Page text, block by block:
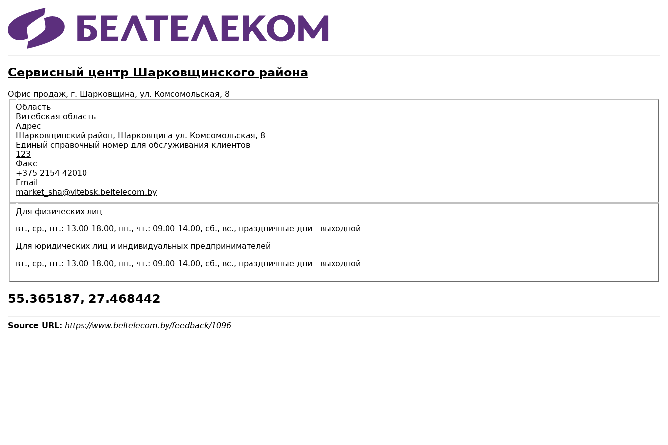
Сервисный центр Шарковщинского района
Офис продаж, г. Шарковщина, ул. Комсомольская, 8
Область
Витебская область
Адрес
Шарковщинский район, Шарковщина ул. Комсомольская, 8
Единый справочный номер для обслуживания клиентов
123
Факс
+375 2154 42010
Email
market_sha@vitebsk.beltelecom.by
Для физических лиц
вт., ср., пт.: 13.00-18.00, пн., чт.: 09.00-14.00, сб., вс., праздничные дни - выходной
Для юридических лиц и индивидуальных предпринимателей
вт., ср., пт.: 13.00-18.00, пн., чт.: 09.00-14.00, сб., вс., праздничные дни - выходной
55.365187, 27.468442
Source URL: https://www.beltelecom.by/feedback/1096